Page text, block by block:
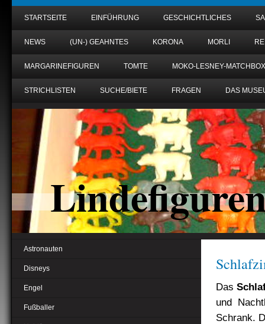
STARTSEITE EINFÜHRUNG GESCHICHTLICHES
NEWS (UN-) GEAHNTES KORONA MORLI
MARGARINEFIGUREN TOMTE MOKO-LESNEY-MATCHBOX
STRICHLISTEN SUCHE/BIETE FRAGEN DAS
Astronauten
Disneys
Engel
Fußballer
Das
und
Schrank.